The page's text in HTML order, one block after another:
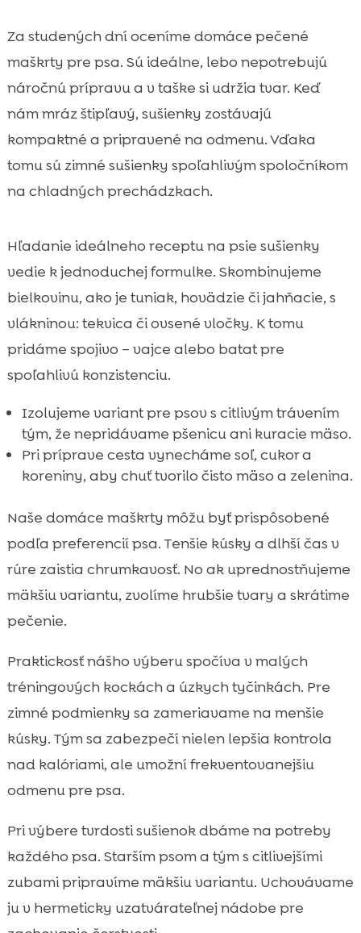
Za studených dní oceníme domáce pečené
maškrty pre psa. Sú ideálne, lebo nepotrebujú
náročnú prípravu a v taške si udržia tvar. Keď
nám mráz štipľavý, sušienky zostávajú
kompaktné a pripravené na odmenu. Vďaka
tomu sú zimné sušienky spoľahlivým spoločníkom
na chladných prechádzkach.
Hľadanie ideálneho receptu na psie sušienky
vedie k jednoduchej formulke. Skombinujeme
bielkovinu, ako je tuniak, hovädzie či jahňacie, s
vlákninou: tekvica či ovsené vločky. K tomu
pridáme spojivo – vajce alebo batat pre
spoľahlivú konzistenciu.
Izolujeme variant pre psov s citlivým trávením
tým, že nepridávame pšenicu ani kuracie mäso.
Pri príprave cesta vynecháme soľ, cukor a
koreniny, aby chuť tvorilo čisto mäso a zelenina.
Naše domáce maškrty môžu byť prispôsobené
podľa preferencií psa. Tenšie kúsky a dlhší čas v
rúre zaistia chrumkavosť. No ak uprednostňujeme
mäkšiu variantu, zvolíme hrubšie tvary a skrátime
pečenie.
Praktickosť nášho výberu spočíva v malých
tréningových kockách a úzkych tyčinkách. Pre
zimné podmienky sa zameriavame na menšie
kúsky. Tým sa zabezpečí nielen lepšia kontrola
nad kalóriami, ale umožní frekventovanejšiu
odmenu pre psa.
Pri výbere tvrdosti sušienok dbáme na potreby
každého psa. Starším psom a tým s citlivejšími
zubami pripravíme mäkšiu variantu. Uchovávame
ju v hermeticky uzatvárateľnej nádobe pre